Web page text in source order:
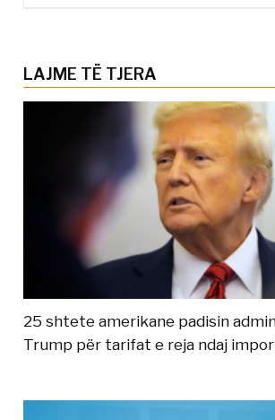
LAJME TË TJERA
25 shtete amerikane padisin
Trump për tarifat e reja ndaj